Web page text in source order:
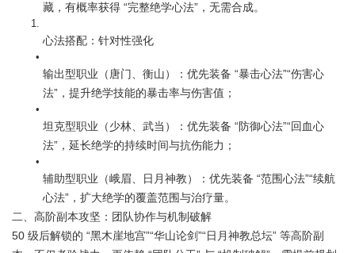
藏，有概率获得 “完整绝学心法”，无需合成。
心法搭配：针对性强化
输出型职业（唐门、衡山）：优先装备 “暴击心法”“伤害心
法”，提升绝学技能的暴击率与伤害值；
坦克型职业（少林、武当）：优先装备 “防御心法”“回血心
法”，延长绝学的持续时间与抗伤能力；
辅助型职业（峨眉、日月神教）：优先装备 “范围心法”“续航
心法”，扩大绝学的覆盖范围与治疗量。
二、高阶副本攻坚：团队协作与机制破解
50 级后解锁的 “黑木崖地宫”“华山论剑”“日月神教总坛” 等高阶副